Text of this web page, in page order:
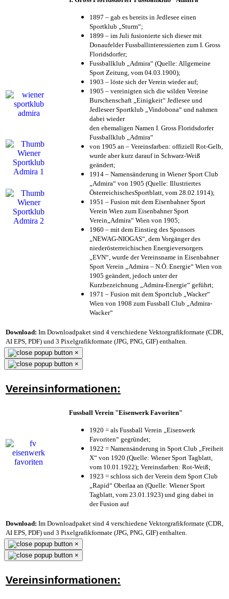
1897 – gab es bereits in Jedlesee einen
Sportklub „Sturm“;
1899 – im Juli fusionierte sich dieser mit
Donaufelder Fussballinteressierten zum I. Gross
Floridsdorfer;
Fussballklub „Admira“ (Quelle: Allgemeine
Sport Zeitung, vom 04.03.1900);
1903 – löste sich der Verein wieder auf;
1905 – vereinigten sich die wilden Vereine
Burschenschaft „Einigkeit“ Jedlesee und
Jedleseer Sportklub „Vindobona“ und nahmen
dabei wieder
den ehemaligen Namen I. Gross Floridsdorfer
Fussballklub „Admira“
von 1905 an – Vereinsfarben: offiziell Rot-Gelb,
wurde aber kurz darauf in Schwarz-Weiß
geändert;
1914 – Namensänderung in Wiener Sport Club
„Admira“ von 1905 (Quelle: Illustriertes
ÖsterreichischesSportblatt, vom 28.02.1914);
1951 – Fusion mit dem Eisenbahner Sport
Verein Wien zum Eisenbahner Sport
Verein„Admira“ Wien von 1905;
1960 – mit dem Einstieg des Sponsors
„NEWAG-NIOGAS“, dem Vorgänger des
niederösterreichischen Energieversorgers
„EVN“, wurde der Vereinsname in Eisenbahner
Sport Verein „Admira – N.Ö. Energie“ Wien von
1905 geändert, jedoch unter der
Kurzbezeichnung „Admira-Energie“ geführt;
1971 – Fusion mit dem Sportclub „Wacker“
Wien von 1908 zum Fussball Club „Admira-
Wacker“
Download: Im Downloadpaket sind 4 verschiedene Vektorgrafikformate (CDR,
AI EPS, PDF) und 3 Pixelgrafikformate (JPG, PNG, GIF) enthalten.
×
×
Vereinsinformationen:
Fussball Verein "Eisenwerk Favoriten"
1920 = als Fussball Verein „Eisenwerk
Favoriten“ gegründet;
1922 = Namensänderung in Sport Club „Freiheit
X“ von 1920 (Quelle: Wiener Sport Tagblatt,
vom 10.01.1922); Vereinsfarben: Rot-Weiß;
1923 = schloss sich der Verein dem Sport Club
„Rapid“ Oberlaa an (Quelle: Wiener Sport
Tagblatt, vom 23.01.1923) und ging dabei in
der Fusion auf
Download: Im Downloadpaket sind 4 verschiedene Vektorgrafikformate (CDR,
AI EPS, PDF) und 3 Pixelgrafikformate (JPG, PNG, GIF) enthalten.
×
×
Vereinsinformationen: